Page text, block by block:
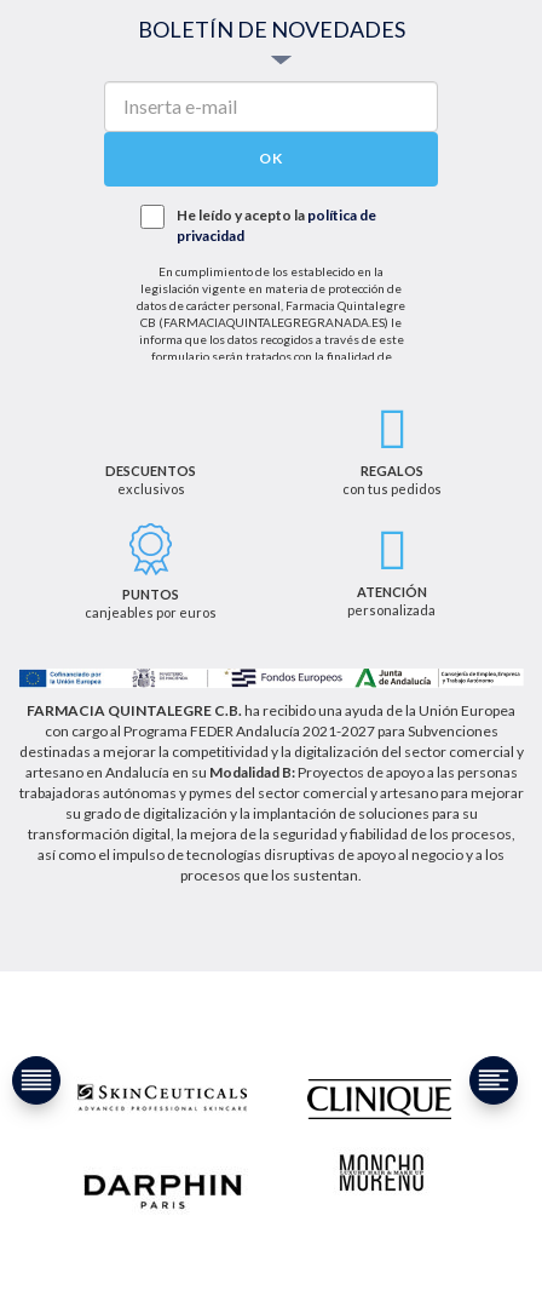
BOLETÍN DE NOVEDADES
OK
He leído y acepto la política de
privacidad
En cumplimiento de los establecido en la
legislación vigente en materia de protección de
datos de carácter personal, Farmacia Quintalegre
CB (FARMACIAQUINTALEGREGRANADA.ES) le
informa que los datos recogidos a través de este
formulario serán tratados con la finalidad de
el tratamiento de sus datos personales se basará
cancelación u oposición, así como los derechos
adicionales que le asisten a través de la dirección
de email info@farmaciaquintalegregranada.es, así
como a través de los medios detallados en la
información adicional sobre nuestra política de
privacidad que puede consultar en la dirección web
DESCUENTOS
exclusivos
REGALOS
con tus pedidos
PUNTOS
canjeables por euros
ATENCIÓN
personalizada
FARMACIA QUINTALEGRE C.B.ha recibido una ayuda de la Unión Europea
con cargo al Programa FEDER Andalucía 2021-2027 para Subvenciones
destinadas a mejorar la competitividad y la digitalización del sector comercial y
artesano en Andalucía en su Modalidad B:Proyectos de apoyo a las personas
trabajadoras autónomas y pymes del sector comercial y artesano para mejorar
su grado de digitalización y la implantación de soluciones para su
transformación digital, la mejora de la seguridad y fiabilidad de los procesos,
así como el impulso de tecnologías disruptivas de apoyo al negocio y a los
procesos que los sustentan.